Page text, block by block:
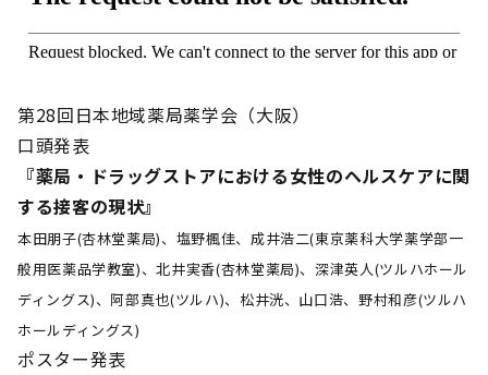
第28回日本地域薬局薬学会（大阪）
口頭発表
『薬局・ドラッグストアにおける女性のヘルスケアに関
する接客の現状』
本田朋子(杏林堂薬局)、塩野楓佳、成井浩二(東京薬科大学薬学部一
般用医薬品学教室)、北井実香(杏林堂薬局)、深津英人(ツルハホール
ディングス)、阿部真也(ツルハ)、松井洸、山口浩、野村和彦(ツルハ
ホールディングス)
ポスター発表